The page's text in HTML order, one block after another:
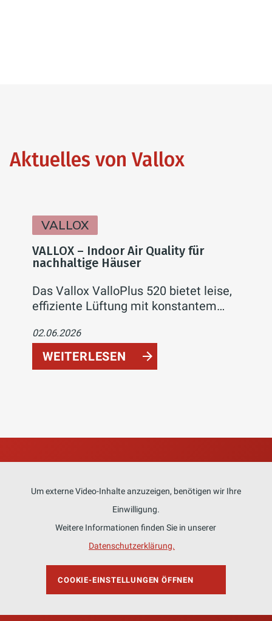
Aktuelles von Vallox
VALLOX
VALLOX – Indoor Air Quality für
nachhaltige Häuser
Das Vallox ValloPlus 520 bietet leise,
effiziente Lüftung mit konstantem
einfache Inbetriebnahme und
maximalen Komfort im
Einfamilienhaus.
02.06.2026
WEITERLESEN
Um externe Video-Inhalte anzuzeigen, benötigen wir Ihre
Einwilligung.
Weitere Informationen finden Sie in unserer
Datenschutzerklärung.
COOKIE-EINSTELLUNGEN ÖFFNEN